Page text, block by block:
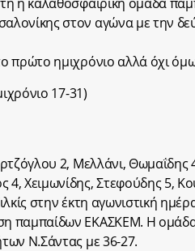
στον αγώνα με την
πρώτο ημιχρόνιο αλλά όχι
17-31)
2, Μελλάνι, Θωμαΐδης
Χειμωνίδης, Στεφούδης 5,
στην έκτη αγωνιστική
παμπαίδων ΕΚΑΣΚΕΜ. Η ομάδα
Ν.Σάντας με 36-27.